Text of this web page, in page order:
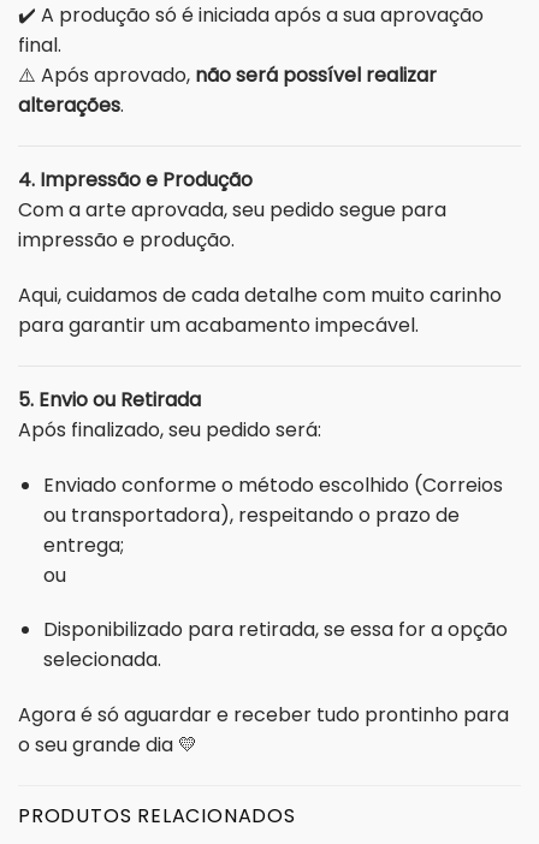
✔️ A produção só é iniciada após a sua aprovação
final.
⚠️ Após aprovado, não será possível realizar
alterações.
4. Impressão e Produção
Com a arte aprovada, seu pedido segue para
impressão e produção.
Aqui, cuidamos de cada detalhe com muito carinho
para garantir um acabamento impecável.
5. Envio ou Retirada
Após finalizado, seu pedido será:
Enviado conforme o método escolhido (Correios
ou transportadora), respeitando o prazo de
entrega;
ou
Disponibilizado para retirada, se essa for a opção
selecionada.
Agora é só aguardar e receber tudo prontinho para
o seu grande dia 💛
PRODUTOS RELACIONADOS